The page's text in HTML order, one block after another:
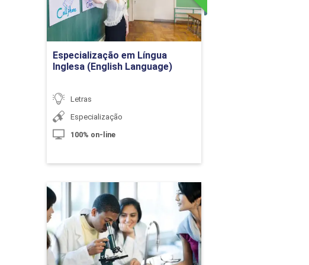
Carga Horária
10h
10h
Especialização em Língua
Inglesa (English Language)
Letras
Especialização
100% on-line
Ir para Inscrição
Ciências Biológicas -
Licenciatura
Detalhes do curso